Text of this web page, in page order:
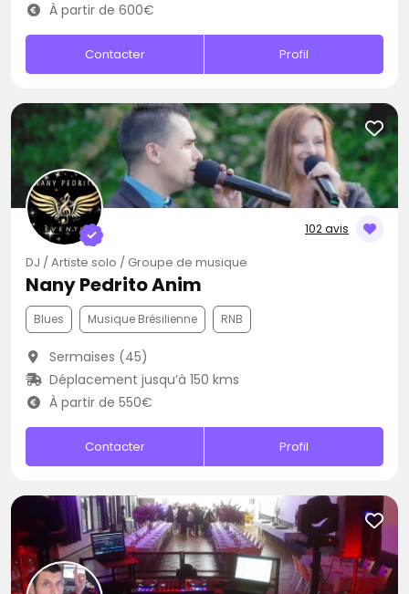
À partir de 600€
Contacter Profil
102 avis
DJ / Artiste solo / Groupe de musique
Nany Pedrito Anim
Blues Musique Brésilienne RNB
Sermaises (45)
Déplacement jusqu’à 150 kms
À partir de 550€
Contacter Profil